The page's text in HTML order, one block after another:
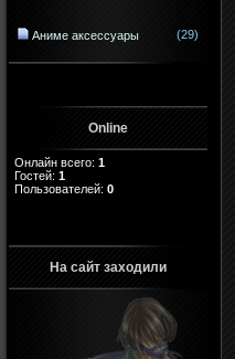
Аниме аксессуары (29)
Online
Онлайн всего: 1
Гостей: 1
Пользователей: 0
На сайт заходили